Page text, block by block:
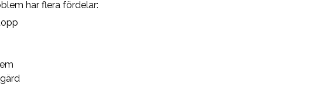
har flera fördelar: